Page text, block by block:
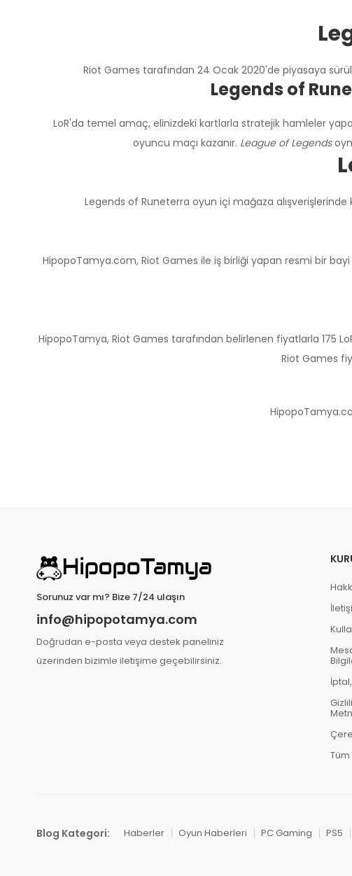
Riot Games tarafından 24 Ocak 2020'de piyasaya
Legends of
LoR'da temel amaç, elinizdeki kartlarla stratejik hamleler
oyuncu maçı kazanır. League of Legends
Legends of Runeterra oyun içi mağaza
HipopoTamya.com, Riot Games ile iş birliği yapan resmi bir
HipopoTamya, Riot Games tarafından belirlenen fiyatlarla 175
Riot Games
Sorunuz var mı? Bize 7/24 ulaşın
info@hipopotamya.com
Doğrudan e-posta veya destek paneliniz
üzerinden bizimle iletişime geçebilirsiniz.
Blog Kategori: Haberler Oyun Haberleri PC Gaming PS5